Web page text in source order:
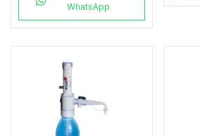
WhatsApp